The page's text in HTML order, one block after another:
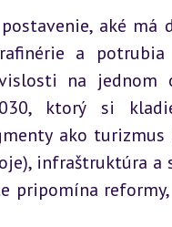
aké má
a potrubia
na
ktorý si
ako
infraštruktúra a
pripomína